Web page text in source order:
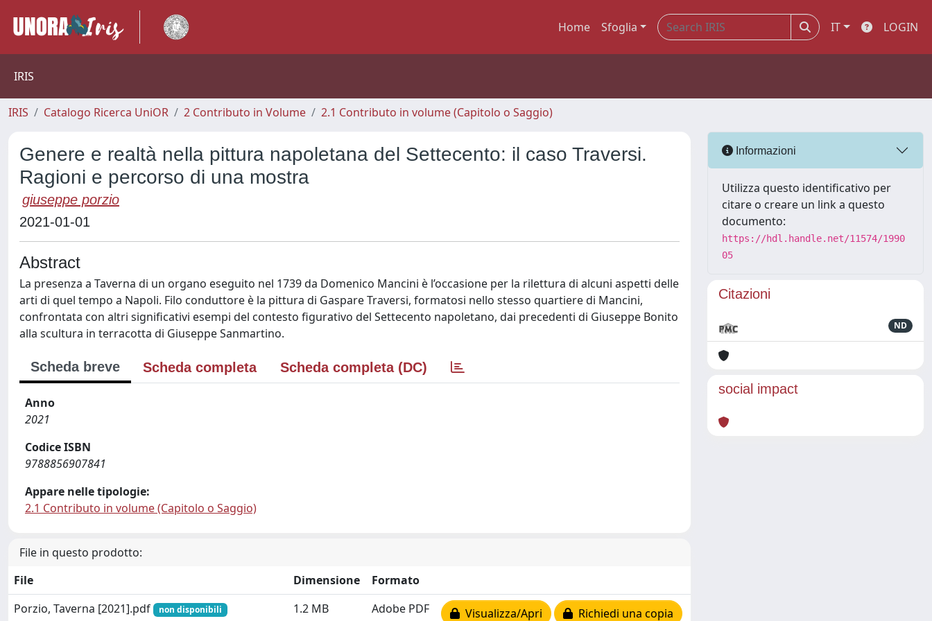
Home Sfoglia IT LOGIN
IRIS
IRIS Catalogo Ricerca UniOR 2 Contributo in Volume 2.1 Contributo in volume (Capitolo o Saggio)
Genere e realtà nella pittura napoletana del Settecento: il caso Traversi.
Ragioni e percorso di una mostra
giuseppe porzio
2021-01-01
Abstract
La presenza a Taverna di un organo eseguito nel 1739 da Domenico Mancini è l’occasione per la rilettura di alcuni aspetti delle
arti di quel tempo a Napoli. Filo conduttore è la pittura di Gaspare Traversi, formatosi nello stesso quartiere di Mancini,
confrontata con altri significativi esempi del contesto figurativo del Settecento napoletano, dai precedenti di Giuseppe Bonito
alla scultura in terracotta di Giuseppe Sanmartino.
Scheda breve Scheda completa Scheda completa (DC)
Anno
2021
Codice ISBN
9788856907841
Appare nelle tipologie:
2.1 Contributo in volume (Capitolo o Saggio)
File in questo prodotto:
File
Dimensione
Formato
Porzio, Taverna [2021].pdf
non disponibili 1.2 MB Adobe PDF Visualizza/Apri Richiedi una copia
Informazioni
Utilizza questo identificativo per
citare o creare un link a questo
documento:
https://hdl.handle.net/11574/1990
05
Citazioni
ND
social impact